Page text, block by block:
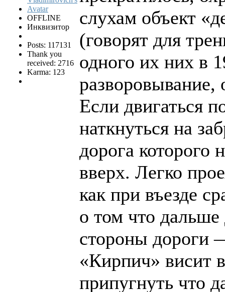
OFFLINE
Инквизитор
Posts: 117131
Thank you
received: 2716
Karma: 123
слухам объект
(говорят для
одного их них в
разворовывание,
Если двигаться
наткнуться на
дорога которого
вверх. Легко
как при въезде
о том что
стороны дороги
«Кирпич» висит
припугнуть что